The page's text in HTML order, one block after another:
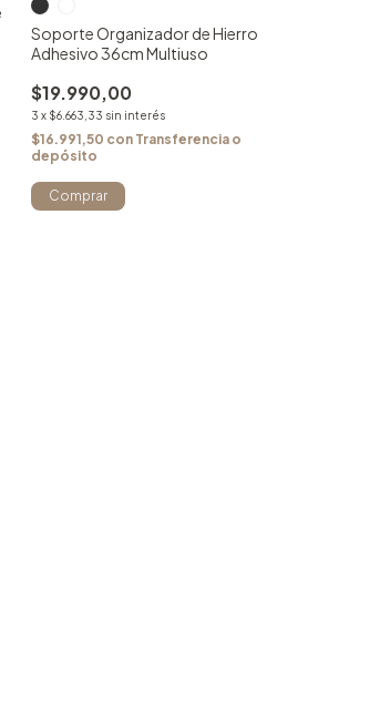
Soporte Organizador de Hierro
Adhesivo 36cm Multiuso
$19.990,00
3 x $6.663,33 sin interés
$16.991,50 con Transferencia o
depósito
Comprar